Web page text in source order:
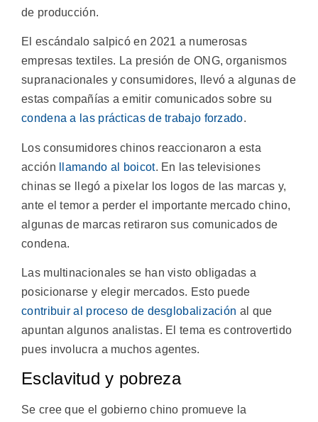
de producción.
El escándalo salpicó en 2021 a numerosas
empresas textiles. La presión de ONG, organismos
supranacionales y consumidores, llevó a algunas de
estas compañías a emitir comunicados sobre su
condena a las prácticas de trabajo forzado.
Los consumidores chinos reaccionaron a esta
acción
llamando al boicot. En las televisiones
chinas se llegó a pixelar los logos de las marcas y,
ante el temor a perder el importante mercado chino,
algunas de marcas retiraron sus comunicados de
condena.
Las multinacionales se han visto obligadas a
posicionarse y elegir mercados. Esto puede
contribuir al proceso de desglobalización al que
apuntan algunos analistas. El tema es controvertido
pues involucra a muchos agentes.
Esclavitud y pobreza
Se cree que el gobierno chino promueve la